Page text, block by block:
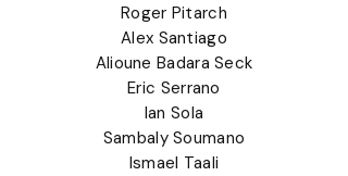
Roger Pitarch
Alex Santiago
Alioune Badara Seck
Eric Serrano
Ian Sola
Sambaly Soumano
Ismael Taali